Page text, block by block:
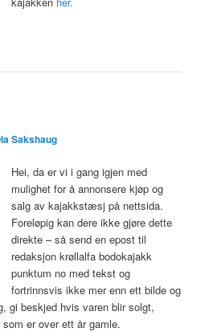
Sakshaug
Hei, da er vi i gang igjen med
mulighet for å annonsere kjøp og
salg av kajakkstæsj på nettsida.
Foreløpig kan dere ikke gjøre dette
direkte – så send en epost til
redaksjon krøllalfa bodokajakk
punktum no med tekst og
fortrinnsvis ikke mer enn ett bilde og
gi beskjed hvis varen blir solgt,
er over ett år gamle.